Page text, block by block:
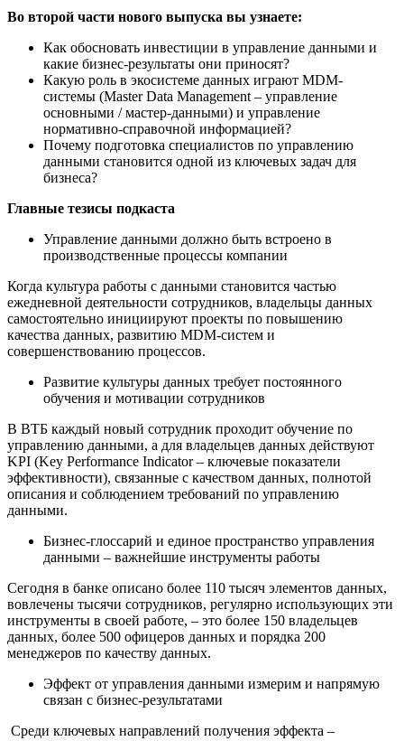
Во второй части нового выпуска вы узнаете:
Как обосновать инвестиции в управление данными и
какие бизнес-результаты они приносят?
Какую роль в экосистеме данных играют MDM-
системы (Master Data Management – управление
основными / мастер-данными) и управление
нормативно-справочной информацией?
Почему подготовка специалистов по управлению
данными становится одной из ключевых задач для
бизнеса?
Главные тезисы подкаста
Управление данными должно быть встроено в
производственные процессы компании
Когда культура работы с данными становится частью
ежедневной деятельности сотрудников, владельцы данных
самостоятельно инициируют проекты по повышению
качества данных, развитию MDM-систем и
совершенствованию процессов.
Развитие культуры данных требует постоянного
обучения и мотивации сотрудников
В ВТБ каждый новый сотрудник проходит обучение по
управлению данными, а для владельцев данных действуют
KPI (Key Performance Indicator – ключевые показатели
эффективности), связанные с качеством данных, полнотой
описания и соблюдением требований по управлению
данными.
Бизнес-глоссарий и единое пространство управления
данными – важнейшие инструменты работы
Сегодня в банке описано более 110 тысяч элементов данных,
вовлечены тысячи сотрудников, регулярно использующих эти
инструменты в своей работе, – это более 150 владельцев
данных, более 500 офицеров данных и порядка 200
менеджеров по качеству данных.
Эффект от управления данными измерим и напрямую
связан с бизнес-результатами
Среди ключевых направлений получения эффекта –